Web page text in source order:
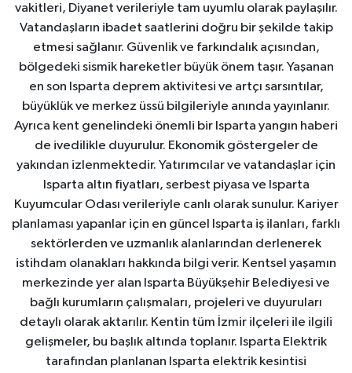
vakitleri, Diyanet verileriyle tam uyumlu olarak paylaşılır.
Vatandaşların ibadet saatlerini doğru bir şekilde takip
etmesi sağlanır. Güvenlik ve farkındalık açısından,
bölgedeki sismik hareketler büyük önem taşır. Yaşanan
en son Isparta deprem aktivitesi ve artçı sarsıntılar,
büyüklük ve merkez üssü bilgileriyle anında yayınlanır.
Ayrıca kent genelindeki önemli bir Isparta yangın haberi
de ivedilikle duyurulur. Ekonomik göstergeler de
yakından izlenmektedir. Yatırımcılar ve vatandaşlar için
Isparta altın fiyatları, serbest piyasa ve Isparta
Kuyumcular Odası verileriyle canlı olarak sunulur. Kariyer
planlaması yapanlar için en güncel Isparta iş ilanları, farklı
sektörlerden ve uzmanlık alanlarından derlenerek
istihdam olanakları hakkında bilgi verir. Kentsel yaşamın
merkezinde yer alan Isparta Büyükşehir Belediyesi ve
bağlı kurumların çalışmaları, projeleri ve duyuruları
detaylı olarak aktarılır. Kentin tüm İzmir ilçeleri ile ilgili
gelişmeler, bu başlık altında toplanır. Isparta Elektrik
tarafından planlanan Isparta elektrik kesintisi